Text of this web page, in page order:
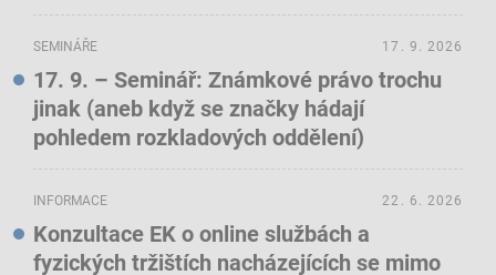
SEMINÁŘE
17. 9. – Seminář: Známkové právo trochu
jinak (aneb když se značky hádají
pohledem rozkladových oddělení)
17. 9. 2026
INFORMACE
Konzultace EK o online službách a
fyzických tržištích nacházejících se mimo
22. 6. 2026